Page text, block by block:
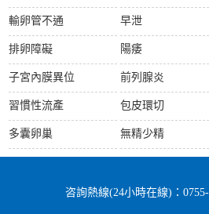
輸卵管不通
排卵障礙
子宮內膜異位
習慣性流產
多囊卵巢
早泄
陽痿
前列腺炎
包皮環切
無精少精
咨詢熱線(24小時在線)：0755-